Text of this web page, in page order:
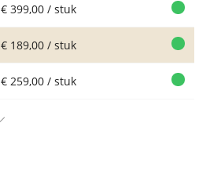
€ 399,00 / stuk
€ 189,00 / stuk
€ 259,00 / stuk